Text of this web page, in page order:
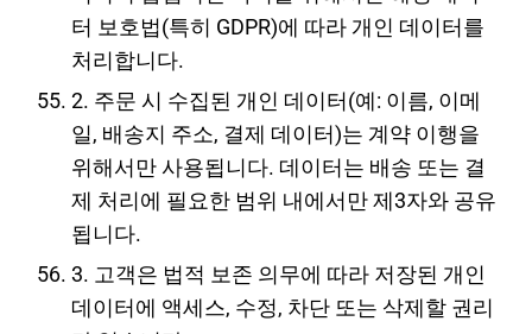
터 보호법(특히 GDPR)에 따라 개인 데이터를
처리합니다.
2. 주문 시 수집된 개인 데이터(예: 이름, 이메
일, 배송지 주소, 결제 데이터)는 계약 이행을
위해서만 사용됩니다. 데이터는 배송 또는 결
제 처리에 필요한 범위 내에서만 제3자와 공유
됩니다.
3. 고객은 법적 보존 의무에 따라 저장된 개인
데이터에 액세스, 수정, 차단 또는 삭제할 권리